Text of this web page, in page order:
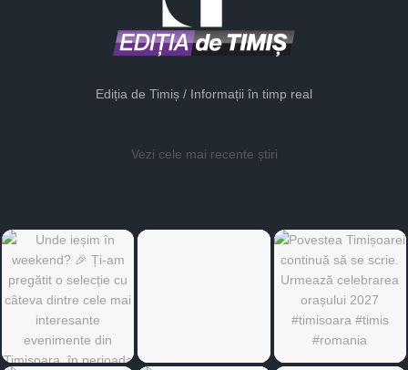
Ediția de Timiș / Informații în timp real
Vezi cele mai recente știri